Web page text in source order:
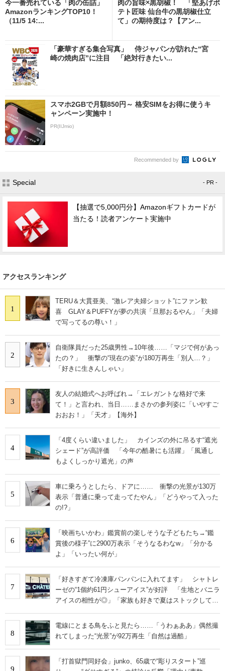
今一番売れている「肉の缶詰」
AmazonランキングTOP10！
（11/5 14:...
肉の旨味×黒胡椒！ 「堅あげポ
テト匠味 仙台牛の黒胡椒仕立
て」の期待度は？【アン...
「豪華すぎる集合写真」 侍ジャパンが訪れた“宮
崎の焼肉店”に注目 「絶対行きたい...
スマホ2GBで月額850円～ 格安SIMをお得に使うキ
ャンペーン実施中！
PR(IIJmio)
Recommended by
Special - PR -
【抽選で5,000円分】Amazonギフトカードが
当たる！読者アンケート実施中
アクセスランキング
1
TERU＆大貫亜美、“激レア夫婦ショット”にファン歓
喜 GLAY＆PUFFYが夢の共演「旦那おるやん」「夫婦
で写ってるの尊い！」
2
自衛隊員だった25歳男性→10年後……「マジで何があっ
たの？」 衝撃の“現在の姿”が180万再生「別人…？」
「好きに生きんしゃい」
3
友人の結婚式へお呼ばれ→「エレガントな格好で来
て！」と言われ、当日……まさかの参列姿に「いやすご
おおお！」「天才」【海外】
4
「4度くらい違いました」 カインズの外に吊るす“遮光
シェード”が高評価 「今年の酷暑にも活躍」「風通し
もよくしっかり遮光」の声
5
車に乗ろうとしたら、ドアに…… 衝撃の光景が130万
表示「普通に乗って走ってたやん」「どうやって入った
の!?」
6
「映画ちいかわ」鑑賞前の楽しそうな子どもたち→“鑑
賞後の様子”に2900万表示「そうなるわなw」「分かる
よ」「いったい何が」
7
「好きすぎて冷凍庫パンパンに入れてます」 シャトレ
ーゼの“1個約61円シューアイス”が好評 「生地とバニラ
アイスの相性が◎」「家族も好きで夏はストックして
8
電線にとまる鳥をふと見たら……「うわぁああ」偶然撮
れてしまった“光景”が92万再生「自然は過酷」
9
「打首獄門同好会」junko、65歳で“彫りスタート”巡